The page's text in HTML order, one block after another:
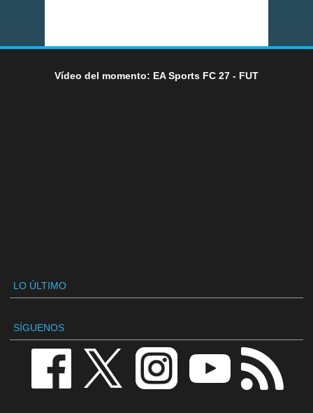
Vídeo del momento: EA Sports FC 27 - FUT
LO ÚLTIMO
SÍGUENOS